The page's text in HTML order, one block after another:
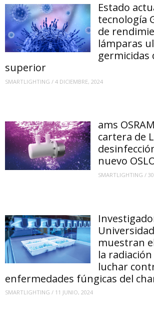
Estado
tecnología
de
lámparas
germicidas
superior
SMARTLIGHTING / 4 DICIEMBRE, 2024
ams
cartera de
nuevo
SMARTLIGHTING /
muestran
la
luchar
enfermedades fúngicas del
SMARTLIGHTING / 11 JUNIO, 2024